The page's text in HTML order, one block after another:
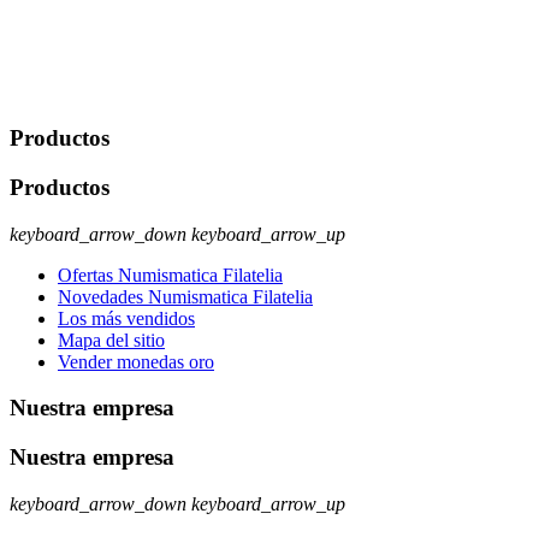
Productos
Productos
keyboard_arrow_down keyboard_arrow_up
Ofertas Numismatica Filatelia
Novedades Numismatica Filatelia
Los más vendidos
Mapa del sitio
Vender monedas oro
Nuestra empresa
Nuestra empresa
keyboard_arrow_down keyboard_arrow_up